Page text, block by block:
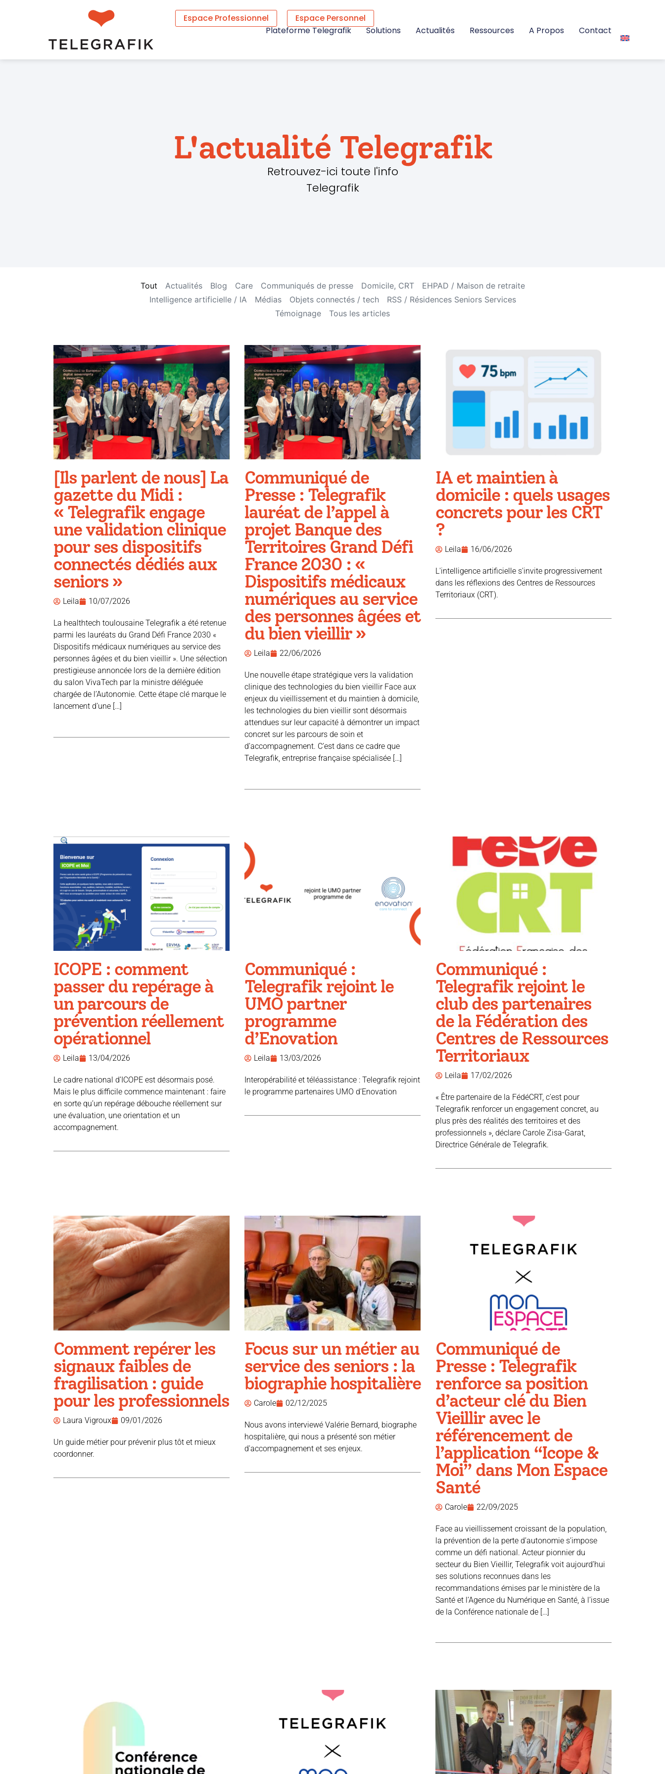
Espace Professionnel
Espace Personnel
Plateforme Telegrafik
Solutions Actualités Ressources A Propos Contact
L'actualité Telegrafik
Retrouvez-ici toute l'info
Telegrafik
Actualités Blog Care Communiqués de presse Domicile, CRT
EHPAD / Maison de retraite
Intelligence artificielle / IA
Médias Objets connectés / tech
RSS / Résidences Seniors Services
Témoignage
Tous les articles
Tout
[Ils parlent de nous] La
gazette du Midi :
« Telegrafik engage
une validation clinique
pour ses dispositifs
connectés dédiés aux
seniors »
Leila 10/07/2026
La healthtech toulousaine Telegrafik a été retenue
parmi les lauréats du Grand Défi France 2030 «
Dispositifs médicaux numériques au service des
personnes âgées et du bien vieillir ». Une sélection
prestigieuse annoncée lors de la dernière édition
du salon VivaTech par la ministre déléguée
chargée de l’Autonomie. Cette étape clé marque le
lancement d’une […]
Communiqué de
Presse : Telegrafik
lauréat de l’appel à
projet Banque des
Territoires Grand Défi
France 2030 : «
Dispositifs médicaux
numériques au service
des personnes âgées et
du bien vieillir »
Leila 22/06/2026
Une nouvelle étape stratégique vers la validation
clinique des technologies du bien vieillir Face aux
enjeux du vieillissement et du maintien à domicile,
les technologies du bien vieillir sont désormais
attendues sur leur capacité à démontrer un impact
concret sur les parcours de soin et
d’accompagnement. C’est dans ce cadre que
Telegrafik, entreprise française spécialisée […]
IA et maintien à
domicile : quels usages
concrets pour les CRT
?
Leila 16/06/2026
L'intelligence artificielle s'invite progressivement
dans les réflexions des Centres de Ressources
Territoriaux (CRT).
ICOPE : comment
passer du repérage à
un parcours de
prévention réellement
opérationnel
Leila 13/04/2026
Le cadre national d’ICOPE est désormais posé.
Mais le plus difficile commence maintenant : faire
en sorte qu’un repérage débouche réellement sur
une évaluation, une orientation et un
accompagnement.
Communiqué :
Telegrafik rejoint le
UMO partner
programme
d’Enovation
Leila 13/03/2026
Interopérabilité et téléassistance : Telegrafik rejoint
le programme partenaires UMO d’Enovation
Communiqué :
Telegrafik rejoint le
club des partenaires
de la Fédération des
Centres de Ressources
Territoriaux
Leila 17/02/2026
« Être partenaire de la FédéCRT, c’est pour
Telegrafik renforcer un engagement concret, au
plus près des réalités des territoires et des
professionnels », déclare Carole Zisa-Garat,
Directrice Générale de Telegrafik.
Comment repérer les
signaux faibles de
fragilisation : guide
pour les professionnels
Laura Vigroux 09/01/2026
Un guide métier pour prévenir plus tôt et mieux
coordonner.
Focus sur un métier au
service des seniors : la
biographie hospitalière
Carole 02/12/2025
Nous avons interviewé Valérie Bernard, biographe
hospitalière, qui nous a présenté son métier
d'accompagnement et ses enjeux.
Communiqué de
Presse : Telegrafik
renforce sa position
d’acteur clé du Bien
Vieillir avec le
référencement de
l’application “Icope &
Moi” dans Mon Espace
Santé
Carole 22/09/2025
Face au vieillissement croissant de la population,
la prévention de la perte d’autonomie s’impose
comme un défi national. Acteur pionnier du
secteur du Bien Vieillir, Telegrafik voit aujourd’hui
ses solutions reconnues dans les
recommandations émises par le ministère de la
Santé et l’Agence du Numérique en Santé, à l’issue
de la Conférence nationale de […]